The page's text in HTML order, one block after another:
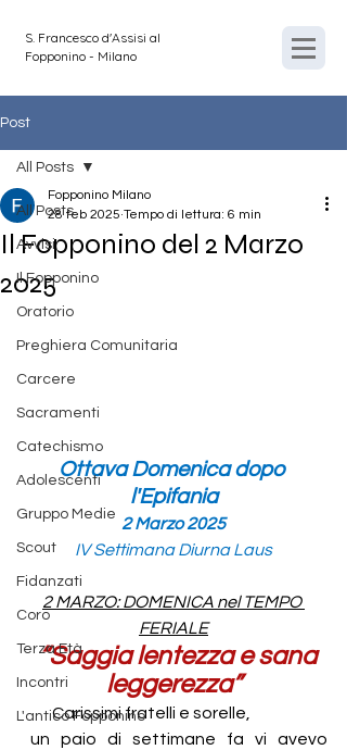
S. Francesco d'Assisi al
Fopponino - Milano
Post
All Posts
Avvisi
Il Fopponino
Oratorio
Preghiera Comunitaria
Carcere
Sacramenti
Catechismo
Adolescenti
Gruppo Medie
Scout
Fidanzati
Coro
Terza Età
Incontri
L'antico Fopponino
All Posts
Il Fopponino del 2 Marzo
2025
Fopponino Milano
28 feb 2025 Tempo di lettura: 6 min
Ottava Domenica dopo
l'Epifania
2 Marzo 2025
IV Settimana Diurna Laus
2 MARZO: DOMENICA nel TEMPO
FERIALE
“Saggia lentezza e sana
leggerezza”
Carissimi fratelli e sorelle,
un paio di settimane fa vi avevo